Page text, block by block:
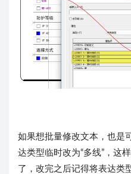
如果想批量修改文本，也是
达类型临时改为“多线”，这
了，改完之后记得将表达类